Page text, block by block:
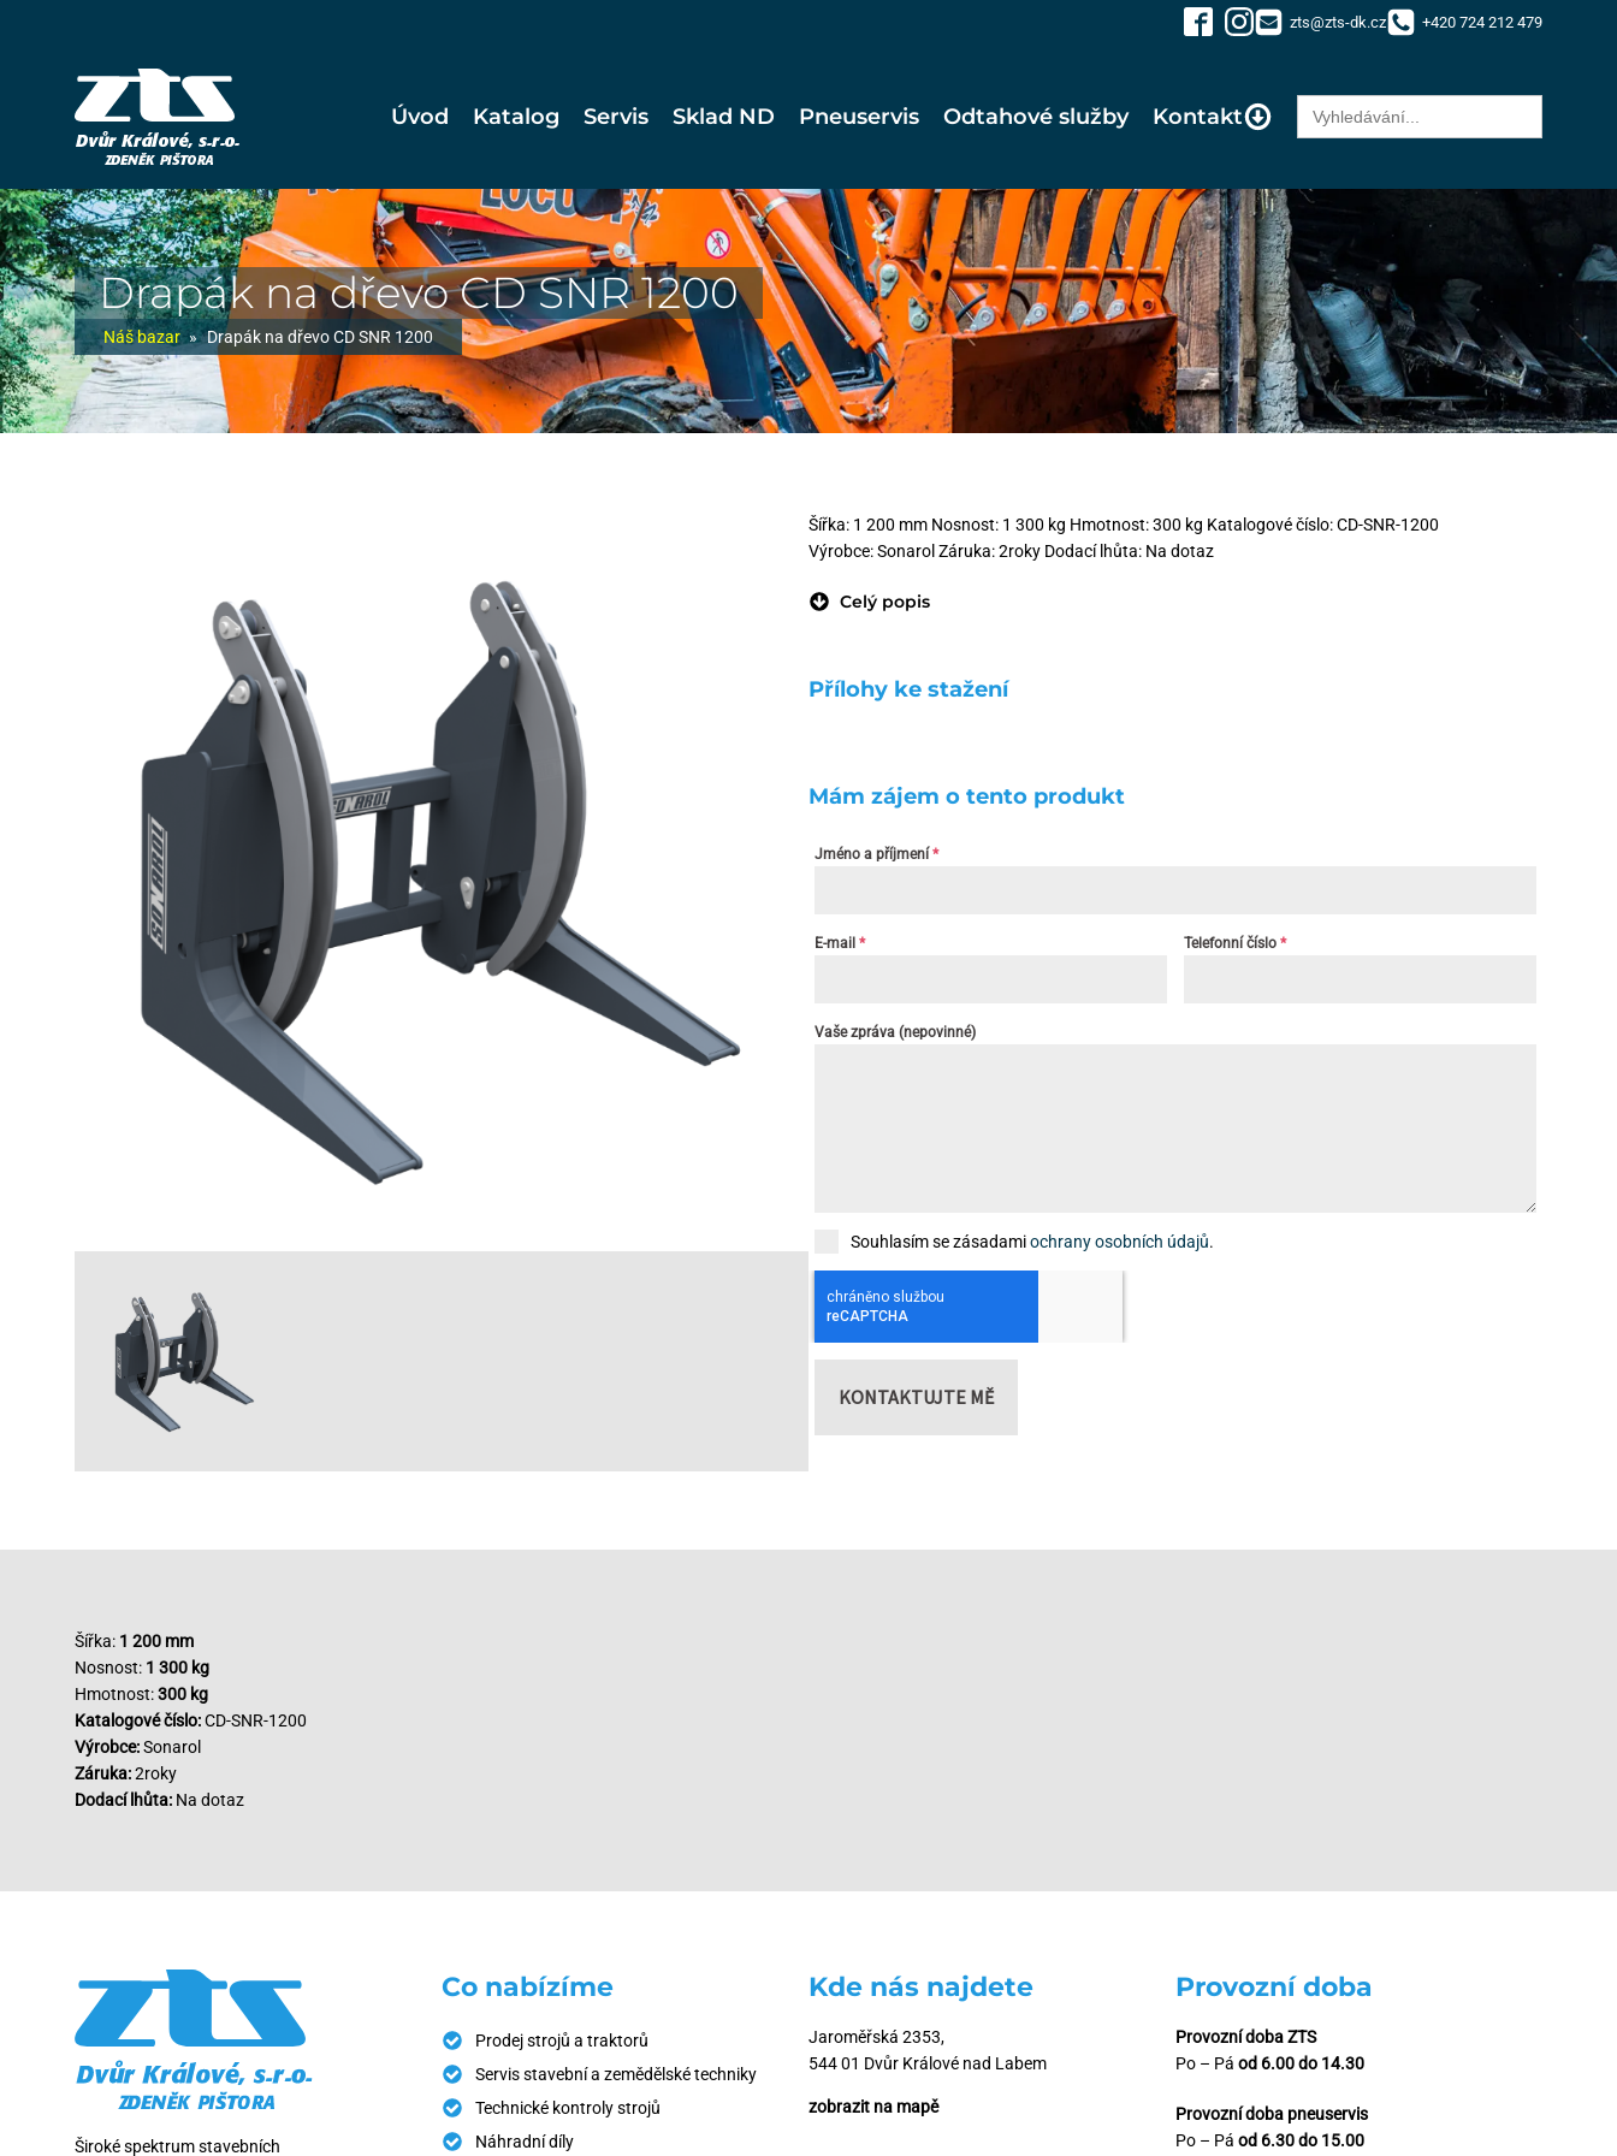
zts@zts-dk.cz +420 724 212 479
Úvod Katalog Servis Sklad ND Pneuservis Odtahové služby Kontakt
Search
for:
Drapák na dřevo CD SNR 1200
Náš bazar » Drapák na dřevo CD SNR 1200
Šířka: 1 200 mm Nosnost: 1 300 kg Hmotnost: 300 kg Katalogové číslo: CD-SNR-1200
Výrobce: Sonarol Záruka: 2roky Dodací lhůta: Na dotaz
Celý popis
Přílohy ke stažení
Mám zájem o tento produkt
Jméno a příjmení *
E-mail * Telefonní číslo *
Vaše zpráva (nepovinné)
Souhlasím se zásadamiochrany osobních údajů.
KONTAKTUJTE MĚ
Šířka: 1 200 mm
Nosnost: 1 300 kg
Hmotnost:300 kg
Katalogové číslo:CD-SNR-1200
Výrobce:Sonarol
Záruka:2roky
Dodací lhůta: Na dotaz
Široké spektrum stavebních
Co nabízíme
Prodej strojů a traktorů
Servis stavební a zemědělské techniky
Technické kontroly strojů
Náhradní díly
Kde nás najdete
Jaroměřská 2353,
544 01 Dvůr Králové nad Labem
zobrazit na mapě
Provozní doba
Provozní doba ZTS
Po – Pá od 6.00 do 14.30
Provozní doba pneuservis
Po – Pá od 6.30 do 15.00